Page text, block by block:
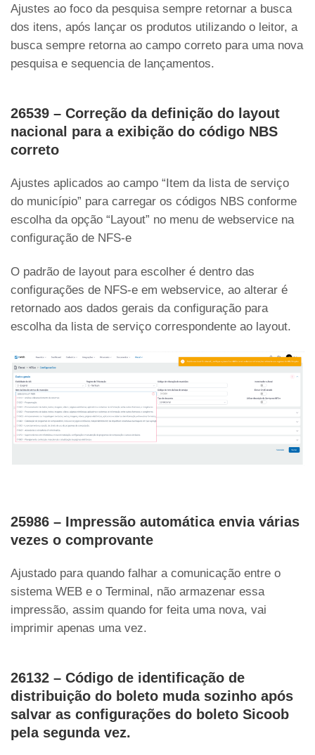
Ajustes ao foco da pesquisa sempre retornar a busca
dos itens, após lançar os produtos utilizando o leitor, a
busca sempre retorna ao campo correto para uma nova
pesquisa e sequencia de lançamentos.
26539 – Correção da definição do layout
nacional para a exibição do código NBS
correto
Ajustes aplicados ao campo “Item da lista de serviço
do município” para carregar os códigos NBS conforme
escolha da opção “Layout” no menu de webservice na
configuração de NFS-e
O padrão de layout para escolher é dentro das
configurações de NFS-e em webservice, ao alterar é
retornado aos dados gerais da configuração para
escolha da lista de serviço correspondente ao layout.
25986 – Impressão automática envia várias
vezes o comprovante
Ajustado para quando falhar a comunicação entre o
sistema WEB e o Terminal, não armazenar essa
impressão, assim quando for feita uma nova, vai
imprimir apenas uma vez.
26132 – Código de identificação de
distribuição do boleto muda sozinho após
salvar as configurações do boleto Sicoob
pela segunda vez.